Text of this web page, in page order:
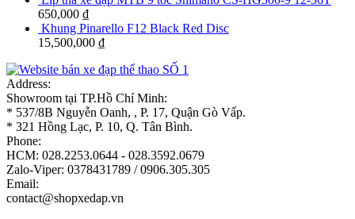
650,000 ₫
Khung Pinarello F12 Black Red Disc
15,500,000 ₫
Address:
Showroom tại TP.Hồ Chí Minh:
* 537/8B Nguyễn Oanh, , P. 17, Quận Gò Vấp.
* 321 Hồng Lạc, P. 10, Q. Tân Bình.
Phone:
HCM: 028.2253.0644 - 028.3592.0679
Zalo-Viper: 0378431789 / 0906.305.305
Email:
contact@shopxedap.vn